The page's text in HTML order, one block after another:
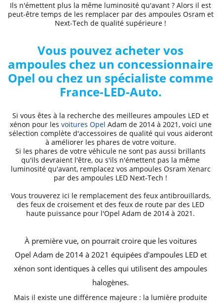
Ils n'émettent plus la même luminosité qu'avant ? Alors il est
peut-être temps de les remplacer par des ampoules Osram et
Next-Tech de qualité supérieure !
Vous pouvez acheter vos
ampoules chez un concessionnaire
Opel ou chez un spécialiste comme
France-LED-Auto.
Si vous êtes à la recherche des meilleures ampoules LED et
xénon pour les voitures Opel Adam de 2014 à 2021, voici une
sélection complète d'accessoires de qualité qui vous aideront
à améliorer les phares de votre voiture.
Si les phares de votre véhicule ne sont pas aussi brillants
qu'ils devraient l'être, ou s'ils n'émettent pas la même
luminosité qu'avant, remplacez vos ampoules Osram Xenarc
par des ampoules LED Next-Tech !
Vous trouverez ici le remplacement des feux antibrouillards,
des feux de croisement et des feux de route par des LED
haute puissance pour l'Opel Adam de 2014 à 2021 .
À première vue, on pourrait croire que les voitures
Opel Adam de 2014 à 2021 équipées d'ampoules LED et
xénon sont identiques à celles qui utilisent des ampoules
halogènes.
Mais il existe une différence majeure : la lumière produite